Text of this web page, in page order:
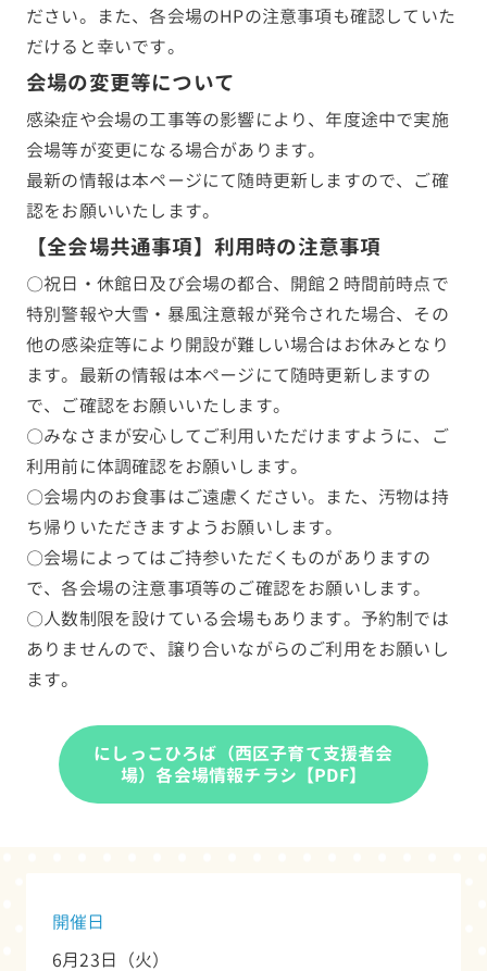
ださい。また、各会場のHPの注意事項も確認していた
だけると幸いです。
会場の変更等について
感染症や会場の工事等の影響により、年度途中で実施
会場等が変更になる場合があります。
最新の情報は本ページにて随時更新しますので、ご確
認をお願いいたします。
【全会場共通事項】利用時の注意事項
〇祝日・休館日及び会場の都合、開館２時間前時点で
特別警報や大雪・暴風注意報が発令された場合、その
他の感染症等により開設が難しい場合はお休みとなり
ます。最新の情報は本ページにて随時更新しますの
で、ご確認をお願いいたします。
〇みなさまが安心してご利用いただけますように、ご
利用前に体調確認をお願いします。
〇会場内のお食事はご遠慮ください。また、汚物は持
ち帰りいただきますようお願いします。
〇会場によってはご持参いただくものがありますの
で、各会場の注意事項等のご確認をお願いします。
〇人数制限を設けている会場もあります。予約制では
ありませんので、譲り合いながらのご利用をお願いし
ます。
にしっこひろば（西区子育て支援者会
場）各会場情報チラシ【PDF】
開催日
6月23日（火）